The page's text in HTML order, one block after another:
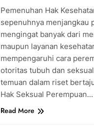
Pemenuhan Hak
sepenuhnya menjangkau
mengingat banyak dari
maupun layanan
mempengaruhi cara
otoritas tubuh dan
temuan dalam riset
Hak Seksual Perempuan…
Read More